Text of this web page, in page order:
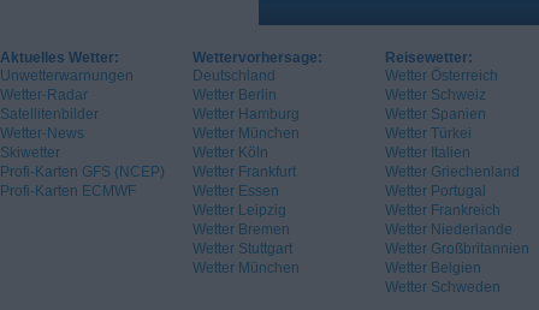
Aktuelles Wetter:
Unwetterwarnungen
Wetter-Radar
Satellitenbilder
Wetter-News
Skiwetter
Profi-Karten GFS (NCEP)
Profi-Karten ECMWF
Wettervorhersage:
Deutschland
Wetter Berlin
Wetter Hamburg
Wetter München
Wetter Köln
Wetter Frankfurt
Wetter Essen
Wetter Leipzig
Wetter Bremen
Wetter Stuttgart
Wetter München
Reisewetter:
Wetter Österreich
Wetter Schweiz
Wetter Spanien
Wetter Türkei
Wetter Italien
Wetter Griechenland
Wetter Portugal
Wetter Frankreich
Wetter Niederlande
Wetter Großbritannien
Wetter Belgien
Wetter Schweden